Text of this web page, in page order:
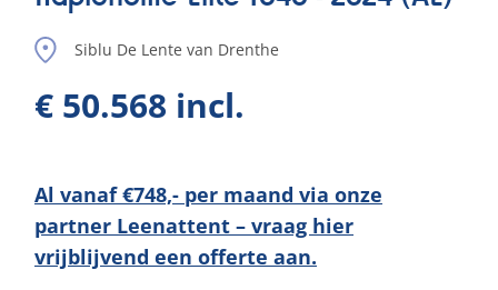
Siblu De Lente van Drenthe
€ 50.568 incl.
Al vanaf €748,- per maand via onze
partner Leenattent – vraag hier
vrijblijvend een offerte aan.